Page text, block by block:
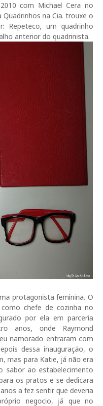
com Michael Cera no
Quadrinhos na Cia. trouxe o
Repeteco, um quadrinho
anterior do quadrinista.
protagonista feminina. O
chefe de cozinha no
por ela em parceria
anos, onde Raymond
namorado entraram com
dessa inauguração, o
mas para Katie, já não era
sabor ao estabelecimento
os pratos e se dedicara
a fez sentir que deveria
negocio, já que no